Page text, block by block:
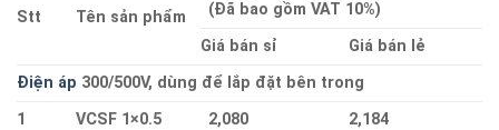
Stt Tên sản phẩm
(Đã bao gồm VAT 10%)
Giá bán sỉ
Giá bán lẻ
Điện áp 300/500V, dùng để lắp đặt bên trong
1
VCSF 1×0.5 2,080
2,184